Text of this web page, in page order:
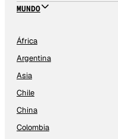
MUNDO
África
Argentina
Asia
Chile
China
Colombia